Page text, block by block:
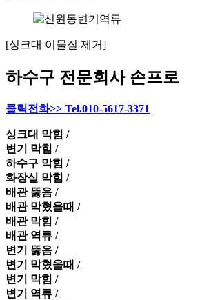
[싱크대 이물질 제거]
하수구 전문회사 손프로
클릭전화>> Tel.010-5617-3371
싱크대 막힘 /
변기 막힘 /
하수구 막힘 /
화장실 막힘 /
배관 뚫음 /
배관 막혔을때 /
배관 막힘 /
배관 역류 /
변기 뚫음 /
변기 막혔을때 /
변기 막힘 /
변기 역류 /